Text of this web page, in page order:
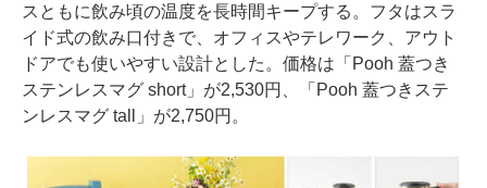
スともに飲み頃の温度を長時間キープする。フタはスラ
イド式の飲み口付きで、オフィスやテレワーク、アウト
ドアでも使いやすい設計とした。価格は「Pooh 蓋つき
ステンレスマグ short」が2,530円、「Pooh 蓋つきステ
ンレスマグ tall」が2,750円。